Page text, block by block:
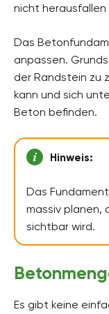
nicht herausfallen
Das
anpassen.
der Randstein zu
kann und sich
Beton befinden.
Hinweis:
Das
massiv planen,
sichtbar wird.
Es gibt keine